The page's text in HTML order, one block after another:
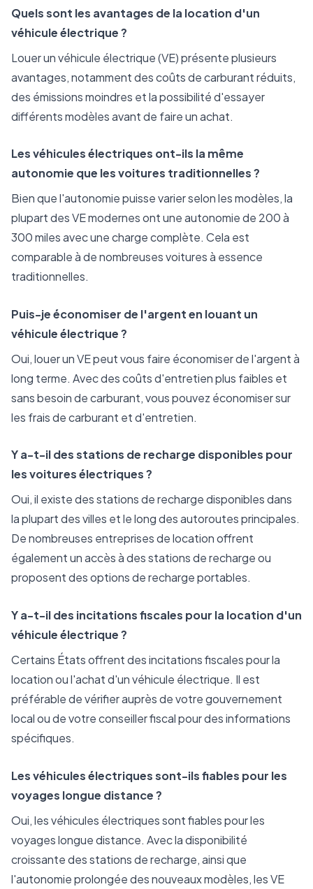
Quels sont les avantages de la location d'un
véhicule électrique ?
Louer un véhicule électrique (VE) présente plusieurs
avantages, notamment des coûts de carburant réduits,
des émissions moindres et la possibilité d'essayer
différents modèles avant de faire un achat.
Les véhicules électriques ont-ils la même
autonomie que les voitures traditionnelles ?
Bien que l'autonomie puisse varier selon les modèles, la
plupart des VE modernes ont une autonomie de 200 à
300 miles avec une charge complète. Cela est
comparable à de nombreuses voitures à essence
traditionnelles.
Puis-je économiser de l'argent en louant un
véhicule électrique ?
Oui, louer un VE peut vous faire économiser de l'argent à
long terme. Avec des coûts d'entretien plus faibles et
sans besoin de carburant, vous pouvez économiser sur
les frais de carburant et d'entretien.
Y a-t-il des stations de recharge disponibles pour
les voitures électriques ?
Oui, il existe des stations de recharge disponibles dans
la plupart des villes et le long des autoroutes principales.
De nombreuses entreprises de location offrent
également un accès à des stations de recharge ou
proposent des options de recharge portables.
Y a-t-il des incitations fiscales pour la location d'un
véhicule électrique ?
Certains États offrent des incitations fiscales pour la
location ou l'achat d'un véhicule électrique. Il est
préférable de vérifier auprès de votre gouvernement
local ou de votre conseiller fiscal pour des informations
spécifiques.
Les véhicules électriques sont-ils fiables pour les
voyages longue distance ?
Oui, les véhicules électriques sont fiables pour les
voyages longue distance. Avec la disponibilité
croissante des stations de recharge, ainsi que
l'autonomie prolongée des nouveaux modèles, les VE